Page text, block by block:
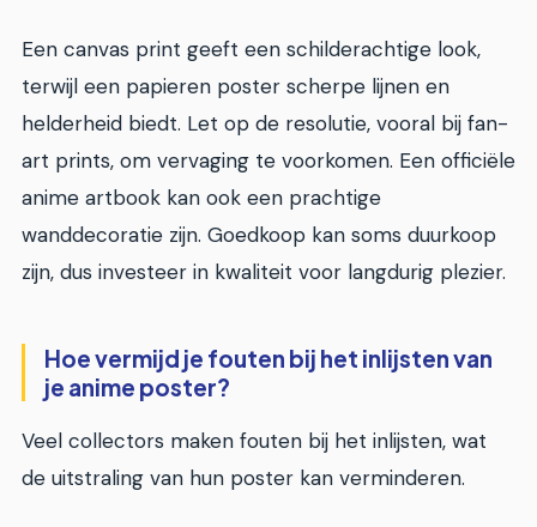
Een canvas print geeft een schilderachtige look,
terwijl een papieren poster scherpe lijnen en
helderheid biedt. Let op de resolutie, vooral bij fan-
art prints, om vervaging te voorkomen. Een officiële
anime artbook kan ook een prachtige
wanddecoratie zijn. Goedkoop kan soms duurkoop
zijn, dus investeer in kwaliteit voor langdurig plezier.
Hoe vermijd je fouten bij het inlijsten van
je anime poster?
Veel collectors maken fouten bij het inlijsten, wat
de uitstraling van hun poster kan verminderen.